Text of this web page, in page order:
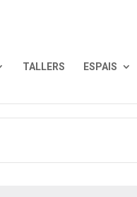
TALLERS ESPAIS